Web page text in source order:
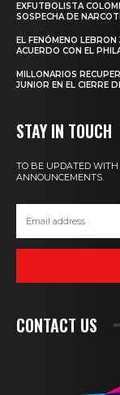
EXFUTBOLISTA
SOSPECHA DE
EL FENÓMENO
ACUERDO CON EL
MILLONARIOS
JUNIOR EN EL CIERRE
STAY IN TOUCH
TO BE UPDATED WITH
ANNOUNCEMENTS.
CONTACT US